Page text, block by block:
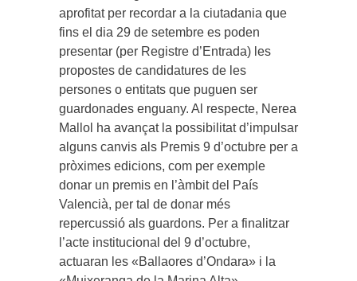
aprofitat per recordar a la ciutadania que
fins el dia 29 de setembre es poden
presentar (per Registre d’Entrada) les
propostes de candidatures de les
persones o entitats que puguen ser
guardonades enguany. Al respecte, Nerea
Mallol ha avançat la possibilitat d’impulsar
alguns canvis als Premis 9 d’octubre per a
pròximes edicions, com per exemple
donar un premis en l’àmbit del País
Valencià, per tal de donar més
repercussió als guardons. Per a finalitzar
l’acte institucional del 9 d’octubre,
actuaran les «Ballaores d’Ondara» i la